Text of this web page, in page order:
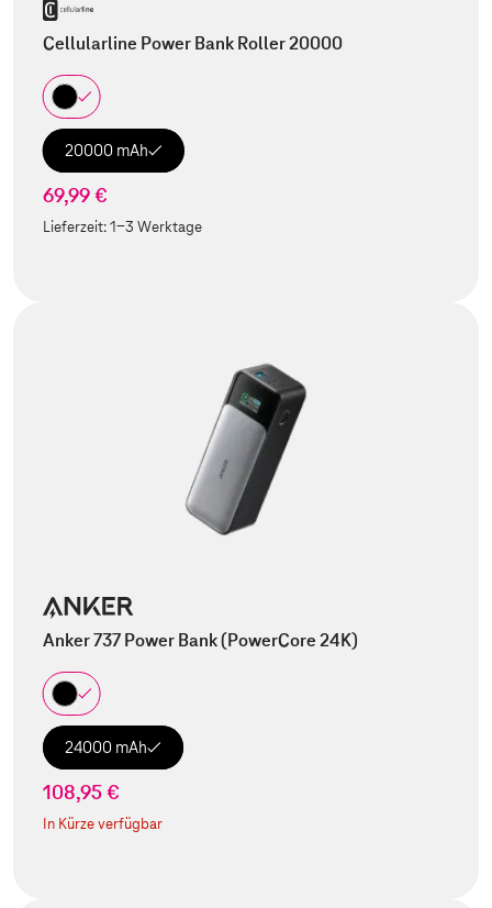
Cellularline Power Bank Roller 20000
20000 mAh
69,99 €
Lieferzeit:1-3 Werktage
Anker 737 Power Bank (PowerCore 24K)
24000 mAh
108,95 €
In Kürze verfügbar